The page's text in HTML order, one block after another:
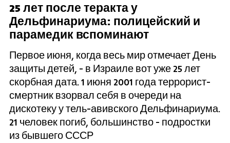
25 лет после теракта у
Дельфинариума: полицейский и
парамедик вспоминают
Первое июня, когда весь мир отмечает День
защиты детей, - в Израиле вот уже 25 лет
скорбная дата. 1 июня 2001 года террорист-
смертник взорвал себя в очереди на
дискотеку у тель-авивского Дельфинариума.
21 человек погиб, большинство - подростки
из бывшего СССР